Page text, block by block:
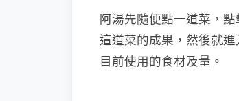
阿湯先隨便點一道菜，
這道菜的成果，然後就
目前使用的食材及量。